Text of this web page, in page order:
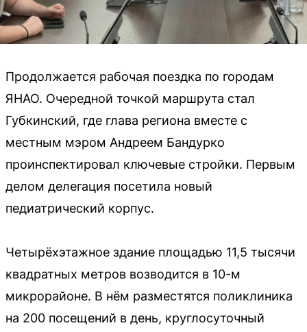
Продолжается рабочая поездка по городам
ЯНАО. Очередной точкой маршрута стал
Губкинский, где глава региона вместе с
местным мэром Андреем Бандурко
проинспектировал ключевые стройки. Первым
делом делегация посетила новый
педиатрический корпус.
Четырёхэтажное здание площадью 11,5 тысячи
квадратных метров возводится в 10-м
микрорайоне. В нём разместятся поликлиника
на 200 посещений в день, круглосуточный